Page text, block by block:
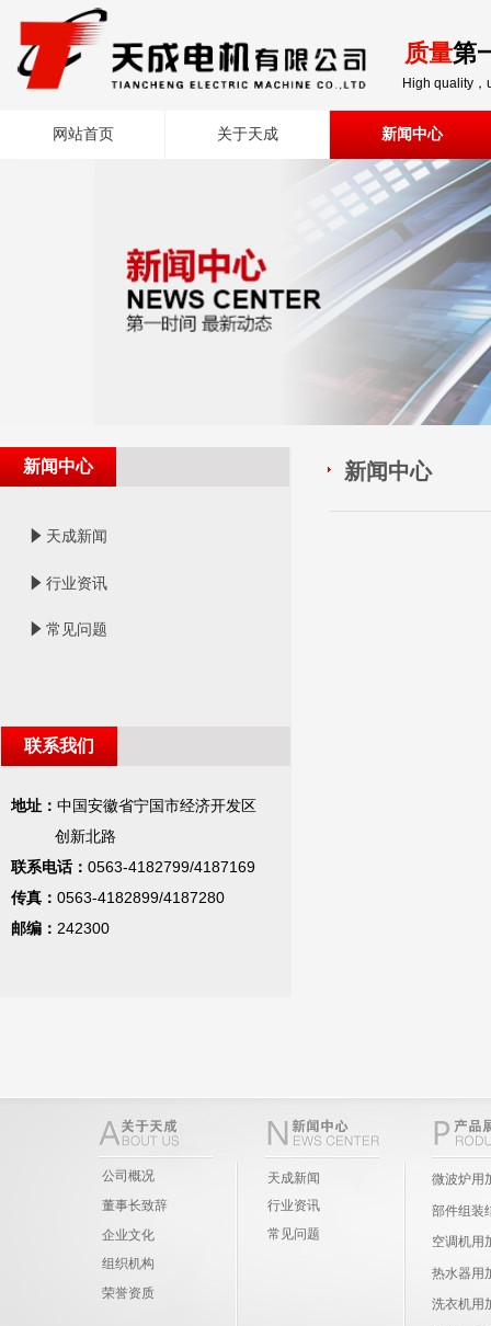
质量第
High quality
网站首页 关于天成 新闻中心
新闻中心
념 天成新闻
념 行业资讯
념 常见问题
联系我们
新闻中心
地址： 中国安徽省宁国市经济开发区
创新北路
联系电话： 0563-4182799/4187169
传真： 0563-4182899/4187280
邮编： 242300
公司概况
董事长致辞
企业文化
组织机构
荣誉资质
天成新闻
行业资讯
常见问题
微波炉用
部件组装
空调机用
热水器用
洗衣机用